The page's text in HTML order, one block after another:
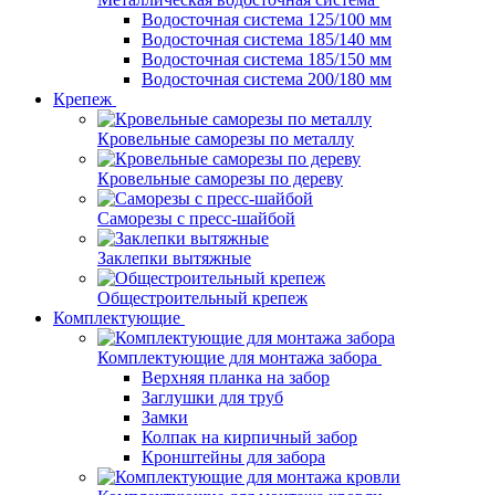
Водосточная система 125/100 мм
Водосточная система 185/140 мм
Водосточная система 185/150 мм
Водосточная система 200/180 мм
Крепеж
Кровельные саморезы по металлу
Кровельные саморезы по дереву
Саморезы с пресс-шайбой
Заклепки вытяжные
Общестроительный крепеж
Комплектующие
Комплектующие для монтажа забора
Верхняя планка на забор
Заглушки для труб
Замки
Колпак на кирпичный забор
Кронштейны для забора